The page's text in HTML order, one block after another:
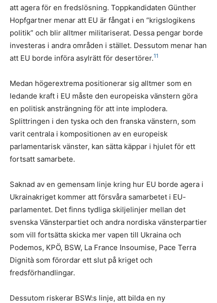
att agera för en fredslösning. Toppkandidaten Günther
Hopfgartner menar att EU är fångat i en “krigslogikens
politik” och blir alltmer militariserat. Dessa pengar borde
investeras i andra områden i stället. Dessutom menar han
att EU borde införa asylrätt för desertörer.11
Medan högerextrema positionerar sig alltmer som en
ledande kraft i EU måste den europeiska vänstern göra
en politisk ansträngning för att inte implodera.
Splittringen i den tyska och den franska vänstern, som
varit centrala i kompositionen av en europeisk
parlamentarisk vänster, kan sätta käppar i hjulet för ett
fortsatt samarbete.
Saknad av en gemensam linje kring hur EU borde agera i
Ukrainakriget kommer att försvåra samarbetet i EU-
parlamentet. Det finns tydliga skiljelinjer mellan det
svenska Vänsterpartiet och andra nordiska vänsterpartier
som vill fortsätta skicka mer vapen till Ukraina och
Podemos, KPÖ, BSW, La France Insoumise, Pace Terra
Dignità som förordar ett slut på kriget och
fredsförhandlingar.
Dessutom riskerar BSW:s linje, att bilda en ny